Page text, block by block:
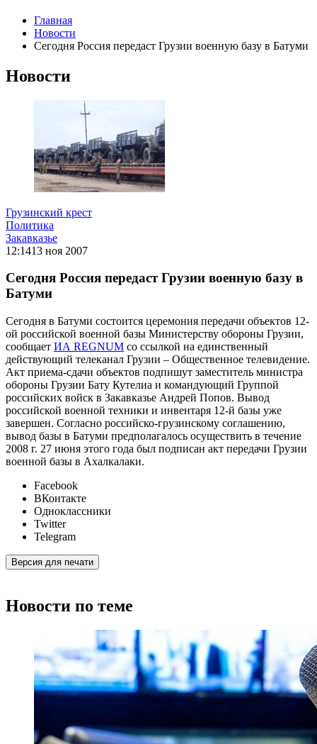
Главная
Новости
Сегодня Россия передаст Грузии военную базу в Батуми
Новости
Грузинский крест
Политика
Закавказье
12:1413 ноя 2007
Сегодня Россия передаст Грузии военную базу в
Батуми
Сегодня в Батуми состоится церемония передачи объектов 12-
ой российской военной базы Министерству обороны Грузии,
сообщает ИА REGNUM со ссылкой на единственный
действующий телеканал Грузии – Общественное телевидение.
Акт приема-сдачи объектов подпишут заместитель министра
обороны Грузии Бату Кутелиа и командующий Группой
российских войск в Закавказье Андрей Попов. Вывод
российской военной техники и инвентаря 12-й базы уже
завершен. Согласно российско-грузинскому соглашению,
вывод базы в Батуми предполагалось осуществить в течение
2008 г. 27 июня этого года был подписан акт передачи Грузии
военной базы в Ахалкалаки.
Facebook
ВКонтакте
Одноклассники
Twitter
Telegram
Версия для печати
Новости по теме